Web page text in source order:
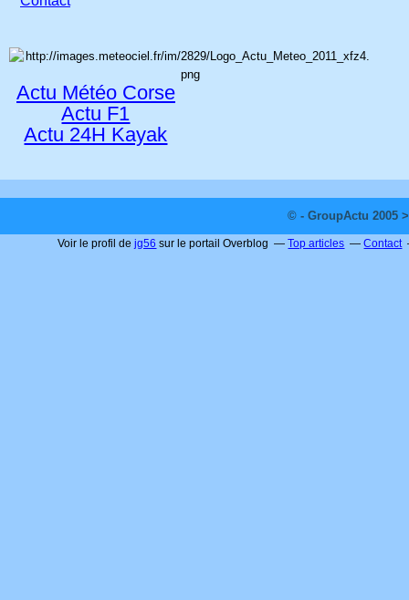
Actu Météo Corse
Actu F1
Actu 24H Kayak
© - GroupActu 2005
Voir le profil dejg56 sur le portail Overblog Top articles Contact